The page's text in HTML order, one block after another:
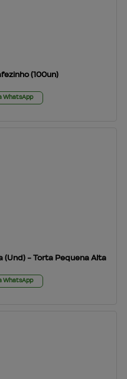
(100un)
WhatsApp
(Und) - Torta Pequena Alta
WhatsApp